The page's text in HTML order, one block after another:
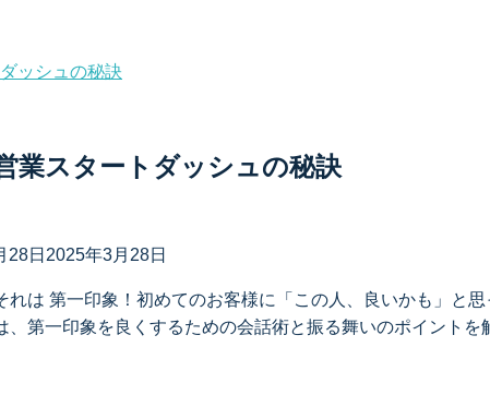
業スタートダッシュの秘訣
28日 2025年3月28日
れは 第一印象！初めてのお客様に「この人、良いかも」と
、第一印象を良くするための会話術と振る舞いのポイント